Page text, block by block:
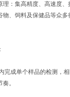
：集高精度、高速度
物、饲料及保健品等众
成单个样品的检测，相
。